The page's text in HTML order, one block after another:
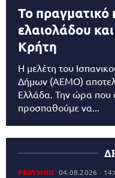
Το πραγματικό
ελαιολάδου
Κρήτη
Η μελέτη του
Δήμων (AEMO)
Ελλάδα. Την ώρα που
προσπαθούμε να...
ΡΕΘΥΜΝΟ 04.08.2026